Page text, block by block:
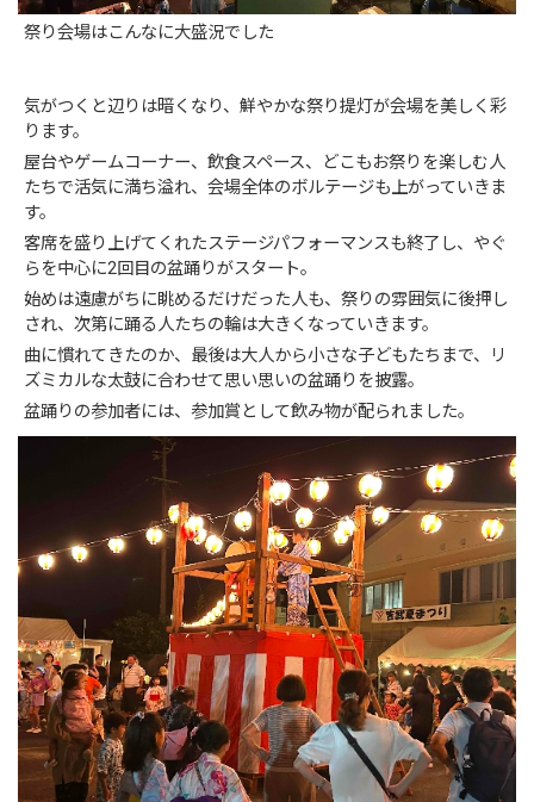
祭り会場はこんなに大盛況でした
気がつくと辺りは暗くなり、鮮やかな祭り提灯が会場を美しく彩
ります。
屋台やゲームコーナー、飲食スペース、どこもお祭りを楽しむ人
たちで活気に満ち溢れ、会場全体のボルテージも上がっていきま
す。
客席を盛り上げてくれたステージパフォーマンスも終了し、やぐ
らを中心に2回目の盆踊りがスタート。
始めは遠慮がちに眺めるだけだった人も、祭りの雰囲気に後押し
され、次第に踊る人たちの輪は大きくなっていきます。
曲に慣れてきたのか、最後は大人から小さな子どもたちまで、リ
ズミカルな太鼓に合わせて思い思いの盆踊りを披露。
盆踊りの参加者には、参加賞として飲み物が配られました。